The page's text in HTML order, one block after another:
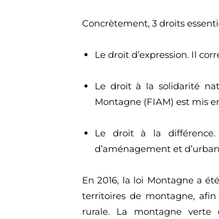
Concrètement, 3 droits
Le droit d’expression. Il
Le droit à la solidarité
Montagne (FIAM) est mis
Le droit à la
d’aménagement et
En 2016, la loi Montagne a
territoires de montagne,
rurale. La montagne verte